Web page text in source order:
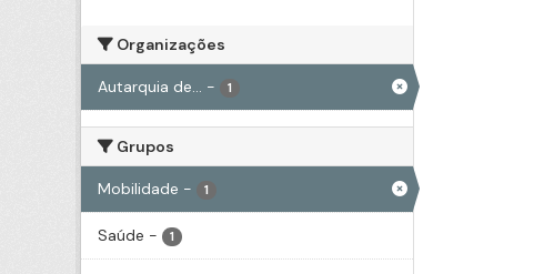
Organizações
Autarquia de... - 1
Grupos
Mobilidade - 1
Saúde - 1